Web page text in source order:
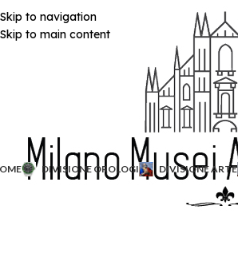
Skip to navigation
Skip to main content
DIVISIONE OROLOGI DIVISIONE ARTE